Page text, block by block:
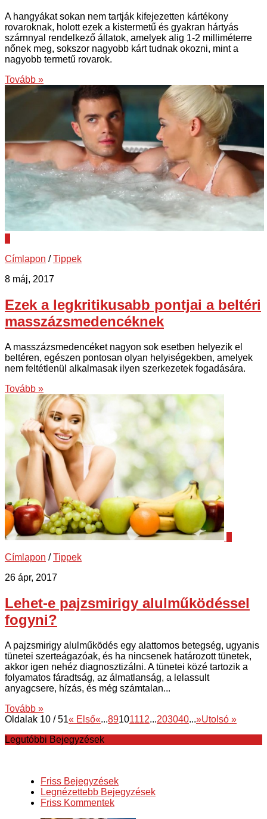
A hangyákat sokan nem tartják kifejezetten kártékony
rovaroknak, holott ezek a kistermetű és gyakran hártyás
szárnnyal rendelkező állatok, amelyek alig 1-2 milliméterre
nőnek meg, sokszor nagyobb kárt tudnak okozni, mint a
nagyobb termetű rovarok.
Tovább »
Címlapon /Tippek
8 máj, 2017
Ezek a legkritikusabb pontjai a beltéri
masszázsmedencéknek
A masszázsmedencéket nagyon sok esetben helyezik el
beltéren, egészen pontosan olyan helyiségekben, amelyek
nem feltétlenül alkalmasak ilyen szerkezetek fogadására.
Tovább »
Címlapon /Tippek
26 ápr, 2017
Lehet-e pajzsmirigy alulműködéssel
fogyni?
A pajzsmirigy alulműködés egy alattomos betegség, ugyanis
tünetei szerteágazóak, és ha nincsenek határozott tünetek,
akkor igen nehéz diagnosztizálni. A tünetei közé tartozik a
folyamatos fáradtság, az álmatlanság, a lelassult
anyagcsere, hízás, és még számtalan...
Tovább »
Oldalak 10 / 51« Első«...89101112...203040...»Utolsó »
Legutóbbi Bejegyzések
Friss Bejegyzések
Legnézettebb Bejegyzések
Friss Kommentek